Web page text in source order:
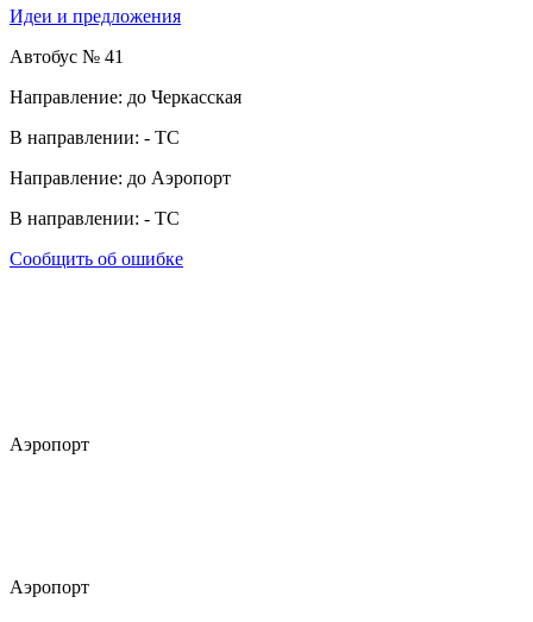
Идеи и предложения
Автобус № 41
Направление: до Черкасская
В направлении: - ТС
Направление: до Аэропорт
В направлении: - ТС
Сообщить об ошибке
Аэропорт
Аэропорт